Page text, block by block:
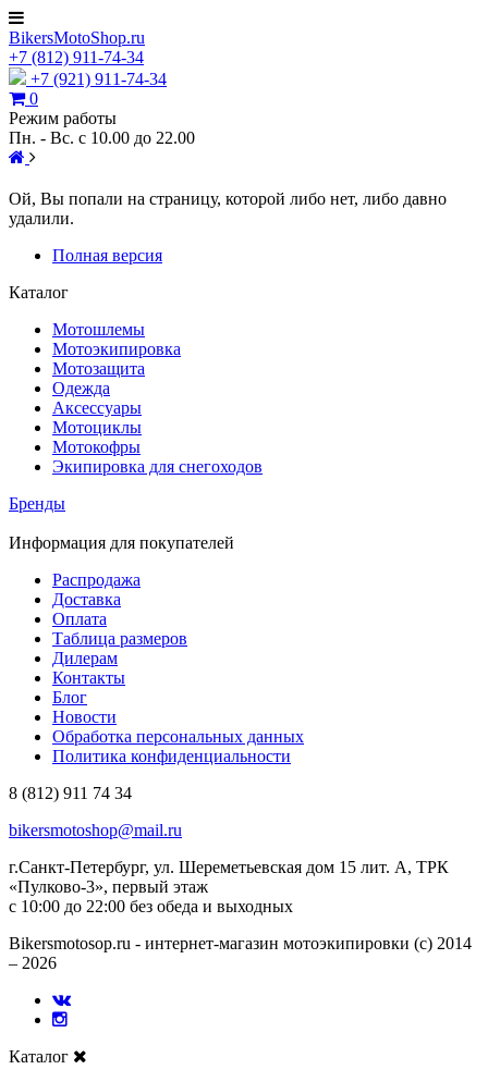
BikersMotoShop.ru
+7 (812) 911-74-34
+7 (921) 911-74-34
0
Режим работы
Пн. - Вс. с 10.00 до 22.00
Ой, Вы попали на страницу, которой либо нет, либо давно
удалили.
Полная версия
Каталог
Мотошлемы
Мотоэкипировка
Мотозащита
Одежда
Аксессуары
Мотоциклы
Мотокофры
Экипировка для снегоходов
Бренды
Информация для покупателей
Распродажа
Доставка
Оплата
Таблица размеров
Дилерам
Контакты
Блог
Новости
Обработка персональных данных
Политика конфиденциальности
8 (812) 911 74 34
bikersmotoshop@mail.ru
г.Санкт-Петербург, ул. Шереметьевская дом 15 лит. А, ТРК
«Пулково-3», первый этаж
с 10:00 до 22:00 без обеда и выходных
Bikersmotosop.ru - интернет-магазин мотоэкипировки (c) 2014
– 2026
Каталог